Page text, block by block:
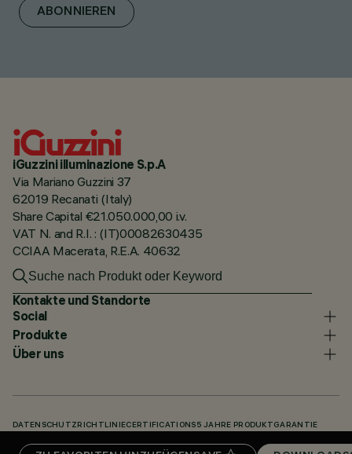
ABONNIEREN
iGuzzini illuminazione S.p.A
Via Mariano Guzzini 37
62019 Recanati (Italy)
Share Capital €21.050.000,00 i.v.
VAT N. and R.I. : (IT)00082630435
CCIAA Macerata, R.E.A. 40632
Kontakte und Standorte
Social
Produkte
Über uns
DATENSCHUTZRICHTLINIECERTIFICATIONS 5 JAHRE PRODUKTGARANTIE